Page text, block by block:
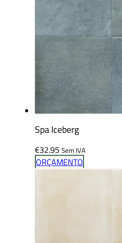
Spa Iceberg
€32.95 Sem IVA
ORÇAMENTO